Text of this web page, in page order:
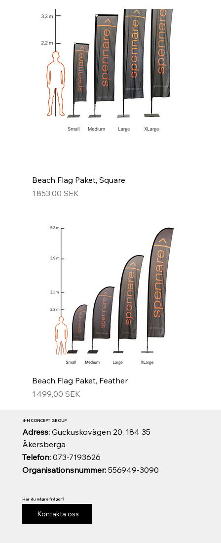
Beach Flag Paket, Square
Prix
1 853,00 SEK
Beach Flag Paket, Feather
Prix
1 499,00 SEK
Organisationsnummer:556949-3090
Telefon:073-7193626
Adress: Guckuskovägen 20, 184 35
Åkersberga
4-H CONCEPT GROUP
Har du några frågor?
Kontakta oss